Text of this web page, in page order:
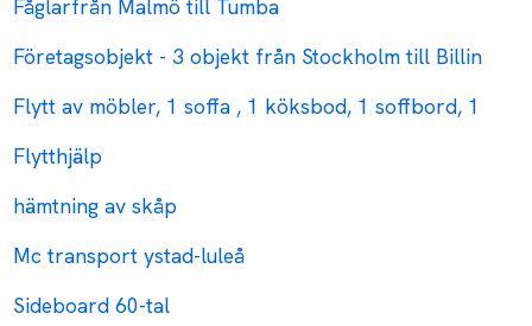
Fåglarfrån Malmö till Tumba
Företagsobjekt - 3 objekt från Stockholm till Billin
Flytt av möbler, 1 soffa , 1 köksbod, 1 soffbord, 1
Flytthjälp
hämtning av skåp
Mc transport ystad-luleå
Sideboard 60-tal